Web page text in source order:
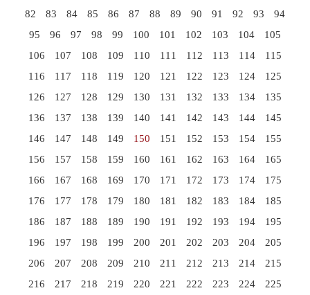
82
83 84 85 86 87 88 89 90 91 92 93
94
95
96 97 98 99 100 101 102 103 104
105
106
107 108 109 110 111 112 113 114
115
116
117 118 119 120 121 122 123 124
125
126
127 128 129 130 131 132 133 134
135
136
137 138 139 140 141 142 143 144
145
146
147 148 149 150 151 152 153 154
155
156
157 158 159 160 161 162 163 164
165
166
167 168 169 170 171 172 173 174
175
176
177 178 179 180 181 182 183 184
185
186
187 188 189 190 191 192 193 194
195
196
197 198 199 200 201 202 203 204
205
206
207 208 209 210 211 212 213 214
215
216
217 218 219 220 221 222 223 224
225